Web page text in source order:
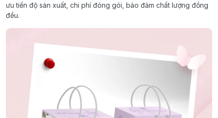
ưu tiến độ sản xuất, chi phí đóng gói, bảo đảm chất lượng đồng
đều.